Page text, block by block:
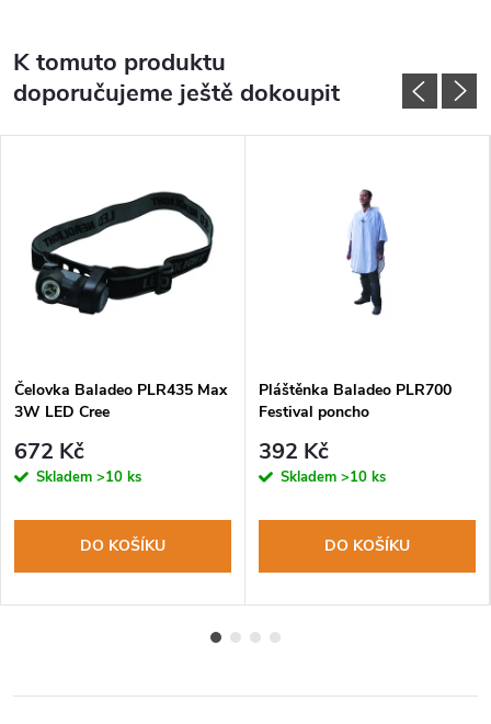
K tomuto produktu
doporučujeme ještě dokoupit
Čelovka Baladeo PLR435 Max
3W LED Cree
672 Kč
Skladem >10 ks
DO KOŠÍKU
Pláštěnka Baladeo PLR700
Festival poncho
392 Kč
Skladem >10 ks
DO KOŠÍKU